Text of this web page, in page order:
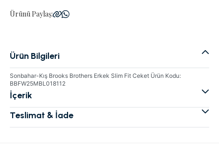
Ürünü Paylaş:
Ürün Bilgileri
Sonbahar-Kış Brooks Brothers Erkek Slim Fit Ceket Ürün Kodu:
BBFW25MBL018112
İçerik
Teslimat & İade